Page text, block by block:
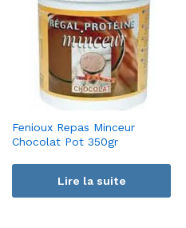
Fenioux Repas Minceur
Chocolat Pot 350gr
Lire la suite